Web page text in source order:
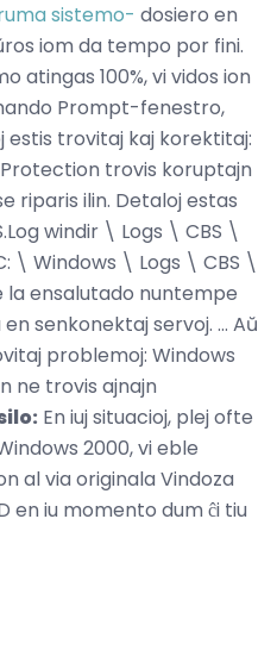
sistemo- dosiero en
iom da tempo por fini.
atingas 100%, vi vidos ion
Prompt-fenestro,
estis trovitaj kaj korektitaj:
trovis koruptajn
riparis ilin. Detaloj estas
windir \ Logs \ CBS \
\ Windows \ Logs \ CBS \
la ensalutado nuntempe
senkonektaj servoj. ... Aŭ
problemoj: Windows
ne trovis ajnajn
En iuj situacioj, plej ofte
2000, vi eble
al via originala Vindoza
en iu momento dum ĉi tiu